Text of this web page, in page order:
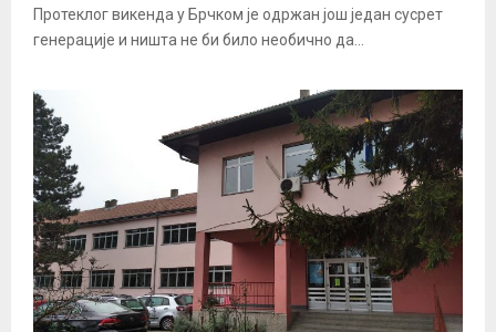
Протеклог викенда у Брчком је одржан још један сусрет
генерације и ништа не би било необично да...